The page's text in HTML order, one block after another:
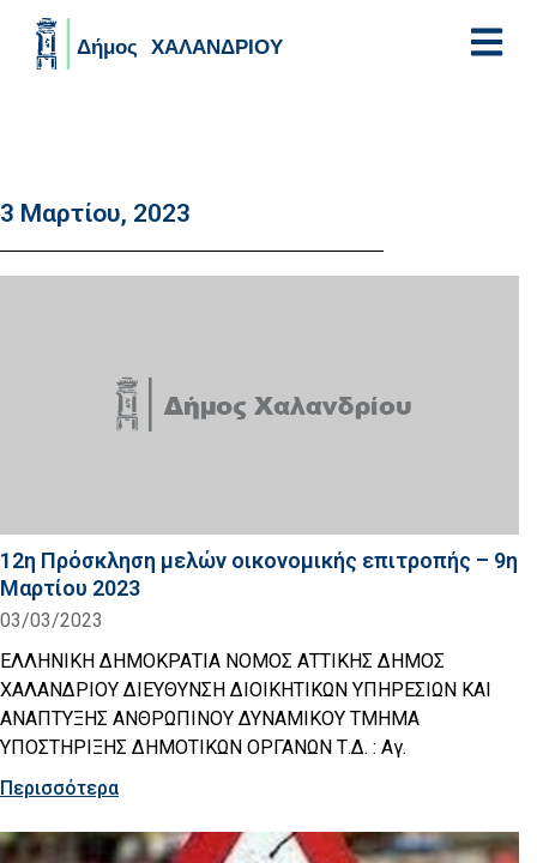
3 Μαρτίου, 2023
12η Πρόσκληση μελών οικονομικής επιτροπής – 9η
Μαρτίου 2023
03/03/2023
ΕΛΛΗΝΙΚΗ ΔΗΜΟΚΡΑΤΙΑ ΝΟΜΟΣ ΑΤΤΙΚΗΣ ΔΗΜΟΣ
ΧΑΛΑΝΔΡΙΟΥ ΔΙΕΥΘΥΝΣΗ ΔΙΟΙΚΗΤΙΚΩΝ ΥΠΗΡΕΣΙΩΝ ΚΑΙ
ΑΝΑΠΤΥΞΗΣ ΑΝΘΡΩΠΙΝΟΥ ΔΥΝΑΜΙΚΟΥ ΤΜΗΜΑ
ΥΠΟΣΤΗΡΙΞΗΣ ΔΗΜΟΤΙΚΩΝ ΟΡΓΑΝΩΝ Τ.Δ. : Αγ.
Περισσότερα